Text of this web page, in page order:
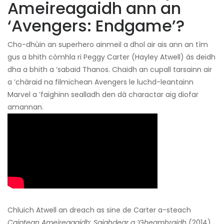
Ameireagaidh ann an
‘Avengers: Endgame’?
Cho-dhùin an superhero ainmeil a dhol air ais ann an tìm
gus a bhith còmhla ri Peggy Carter (Hayley Atwell) às deidh
dha a bhith a ’sabaid Thanos. Chaidh an cupall tarsainn air
a ’chàraid na filmichean Avengers le luchd-leantainn
Marvel a ’faighinn sealladh den dà charactar aig diofar
amannan.
Chluich Atwell an dreach as sine de Carter a-steach